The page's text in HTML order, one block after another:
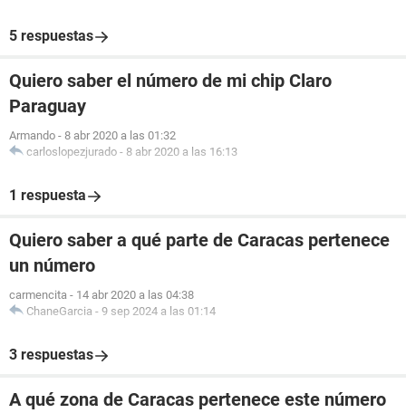
5 respuestas
Quiero saber el número de mi chip Claro
Paraguay
Armando - 8 abr 2020 a las 01:32
carloslopezjurado - 8 abr 2020 a las 16:13
1 respuesta
Quiero saber a qué parte de Caracas pertenece
un número
carmencita - 14 abr 2020 a las 04:38
ChaneGarcia - 9 sep 2024 a las 01:14
3 respuestas
A qué zona de Caracas pertenece este número